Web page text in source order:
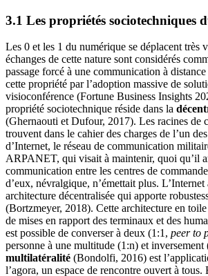
3.1 Les propriétés sociotechniques
Les 0 et les 1 du numérique se déplacent très
échanges de cette nature sont considérés
passage forcé à une communication à
cette propriété par l’adoption massive de
visioconférence (Fortune Business Insights
propriété sociotechnique réside dans la
(Ghernaouti et Dufour, 2017). Les racines de
trouvent dans le cahier des charges de l’un
d’Internet, le réseau de communication
ARPANET, qui visait à maintenir, quoi qu’il
communication entre les centres de
d’eux, névralgique, n’émettait plus. L’Internet
architecture décentralisée qui apporte
(Bortzmeyer, 2018). Cette architecture en
de mises en rapport des terminaux et des
est possible de converser à deux (1:1, peer to
personne à une multitude (1:n) et inversement
multilatéralité (Bondolfi, 2016) est
l’agora, un espace de rencontre ouvert à tous.